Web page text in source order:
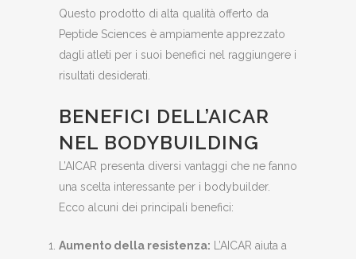
Questo prodotto di alta qualità offerto da
Peptide Sciences è ampiamente apprezzato
dagli atleti per i suoi benefici nel raggiungere i
risultati desiderati.
BENEFICI DELL’AICAR
NEL BODYBUILDING
L’AICAR presenta diversi vantaggi che ne fanno
una scelta interessante per i bodybuilder.
Ecco alcuni dei principali benefici:
Aumento della resistenza: L’AICAR aiuta a